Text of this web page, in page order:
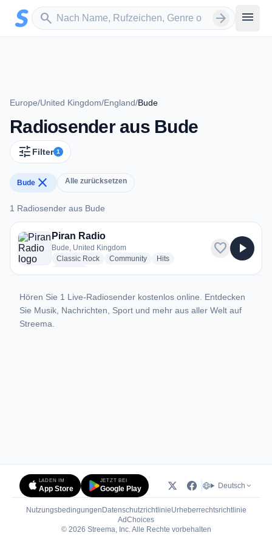
Zum Hauptinhalt springen
search
Sender suchen arrow_forward menu
Europe/United Kingdom/England/Bude
Radiosender aus Bude
tune Filter 1
Bude close Alle zurücksetzen
1 Radiosender aus Bude
1 Radiosender aus Bude
Piran Radio
Bude, United Kingdom
Classic Rockradio stations
Communityradio stations
Hitsradio stations
favorite play_arrow
Hören Sie 1 Live-Radiosender kostenlos online. Entdecken
Sie Musik, Nachrichten, Sport und mehr aus aller Welt auf
Streema.
LADEN IM
App Store
JETZT BEI
Google Play Deutsch
Nutzungsbedingungen DatenschutzrichtlinieUrheberrechtsrichtlinie
AdChoices(öffnet in neuem Tab)
© 2026 Streema, Inc. Alle Rechte vorbehalten